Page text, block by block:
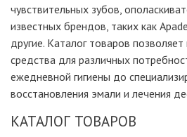
чувствительных зубов,
известных брендов, таких как
другие. Каталог товаров
средства для различных
ежедневной гигиены до
восстановления эмали и лечения
КАТАЛОГ ТОВАРОВ